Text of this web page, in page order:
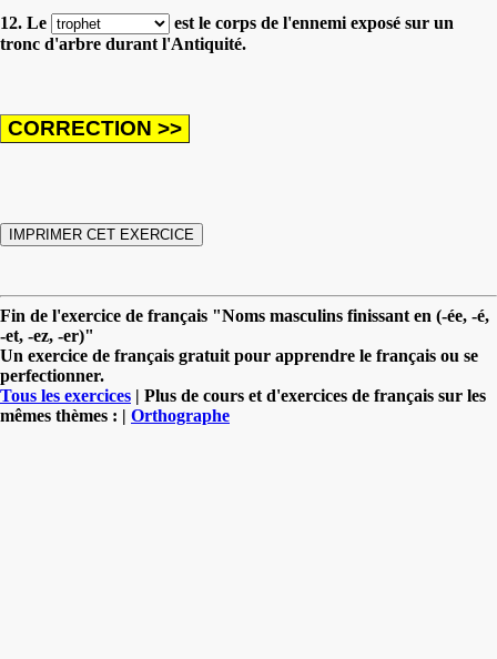
12. Le
est le corps de l'ennemi exposé sur un
tronc d'arbre durant l'Antiquité.
Fin de l'exercice de français "Noms masculins finissant en (-ée, -é,
-et, -ez, -er)"
Un exercice de français gratuit pour apprendre le français ou se
perfectionner.
Tous les exercices | Plus de cours et d'exercices de français sur les
mêmes thèmes : | Orthographe